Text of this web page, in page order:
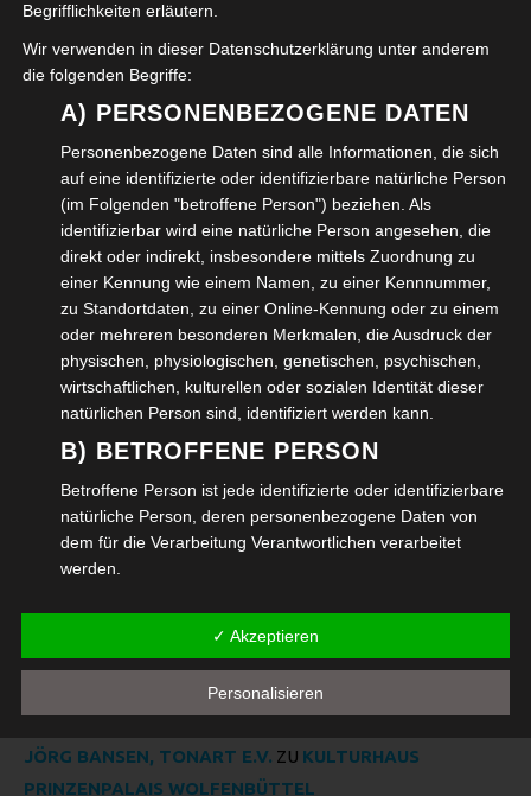
Neueste Beiträge
Wohnen im Alter
Benennung des Wolfenbütteler Quartiers Samson-
Schule in Leopold-Zunz-Platz
Informationen rund ums Älterwerden
Adventsmarkt 2025 Wolfenbüttel
Im August 2025 feierte das Bildungszentrum
Wolfenbüttel sein Hoffest
Oldtimer Nutzfahrzeuge am Start Siebte BÜSSING Elm-
Ausfahrt 2025
Neueste Kommentare
JÖRG BANSEN, TONART E.V. ZU KULTURHAUS
PRINZENPALAIS WOLFENBÜTTEL
Begrifflichkeiten erläutern.
Wir verwenden in dieser Datenschutzerklärung unter anderem
die folgenden Begriffe:
A) PERSONENBEZOGENE DATEN
Personenbezogene Daten sind alle Informationen, die sich
auf eine identifizierte oder identifizierbare natürliche Person
(im Folgenden "betroffene Person") beziehen. Als
identifizierbar wird eine natürliche Person angesehen, die
direkt oder indirekt, insbesondere mittels Zuordnung zu
einer Kennung wie einem Namen, zu einer Kennnummer,
zu Standortdaten, zu einer Online-Kennung oder zu einem
oder mehreren besonderen Merkmalen, die Ausdruck der
physischen, physiologischen, genetischen, psychischen,
wirtschaftlichen, kulturellen oder sozialen Identität dieser
natürlichen Person sind, identifiziert werden kann.
B) BETROFFENE PERSON
Betroffene Person ist jede identifizierte oder identifizierbare
natürliche Person, deren personenbezogene Daten von
dem für die Verarbeitung Verantwortlichen verarbeitet
werden.
Verarbeitung ist jeder mit oder ohne Hilfe automatisierter
Verfahren ausgeführte Vorgang oder jede solche
Vorgangsreihe im Zusammenhang mit
Erfassen, die Organisation, das Ordnen, die Speicherung,
die Anpassung oder Veränderung, das Auslesen, das
✓ Akzeptieren
Personalisieren